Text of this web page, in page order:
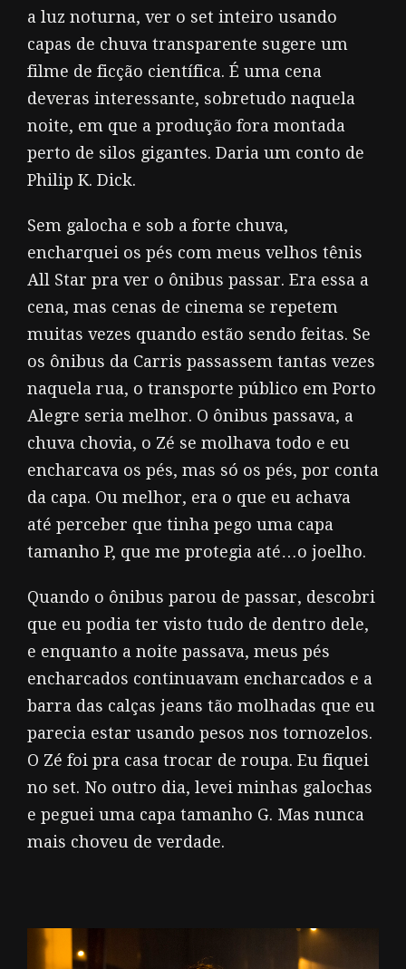
a luz noturna, ver o set inteiro usando
capas de chuva transparente sugere um
filme de ficção científica. É uma cena
deveras interessante, sobretudo naquela
noite, em que a produção fora montada
perto de silos gigantes. Daria um conto de
Philip K. Dick.
Sem galocha e sob a forte chuva,
encharquei os pés com meus velhos tênis
All Star pra ver o ônibus passar. Era essa a
cena, mas cenas de cinema se repetem
muitas vezes quando estão sendo feitas. Se
os ônibus da Carris passassem tantas vezes
naquela rua, o transporte público em Porto
Alegre seria melhor. O ônibus passava, a
chuva chovia, o Zé se molhava todo e eu
encharcava os pés, mas só os pés, por conta
da capa. Ou melhor, era o que eu achava
até perceber que tinha pego uma capa
tamanho P, que me protegia até…o joelho.
Quando o ônibus parou de passar, descobri
que eu podia ter visto tudo de dentro dele,
e enquanto a noite passava, meus pés
encharcados continuavam encharcados e a
barra das calças jeans tão molhadas que eu
parecia estar usando pesos nos tornozelos.
O Zé foi pra casa trocar de roupa. Eu fiquei
no set. No outro dia, levei minhas galochas
e peguei uma capa tamanho G. Mas nunca
mais choveu de verdade.